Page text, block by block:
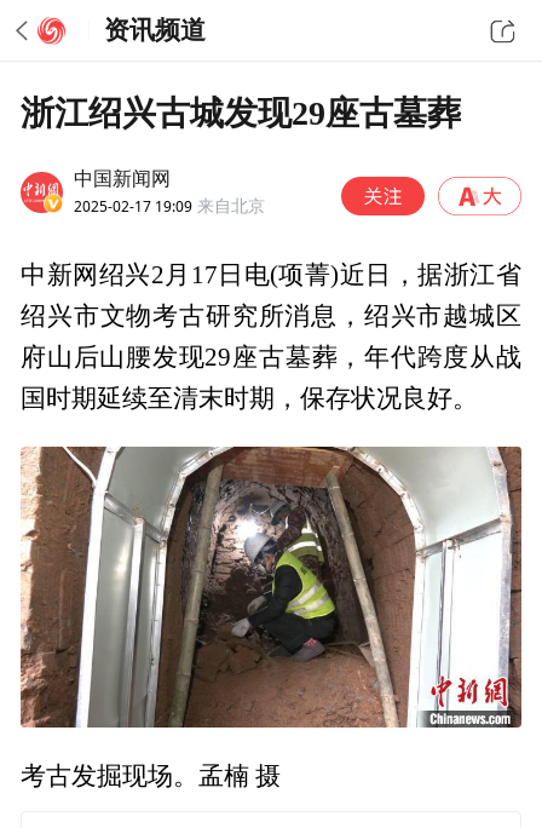
资讯频道
浙江绍兴古城发现29座古墓葬
中国新闻网
2025-02-17 19:09 来自北京
中新网绍兴2月17日电(项菁)近日，据浙江省
绍兴市文物考古研究所消息，绍兴市越城区
府山后山腰发现29座古墓葬，年代跨度从战
国时期延续至清末时期，保存状况良好。
考古发掘现场。孟楠 摄